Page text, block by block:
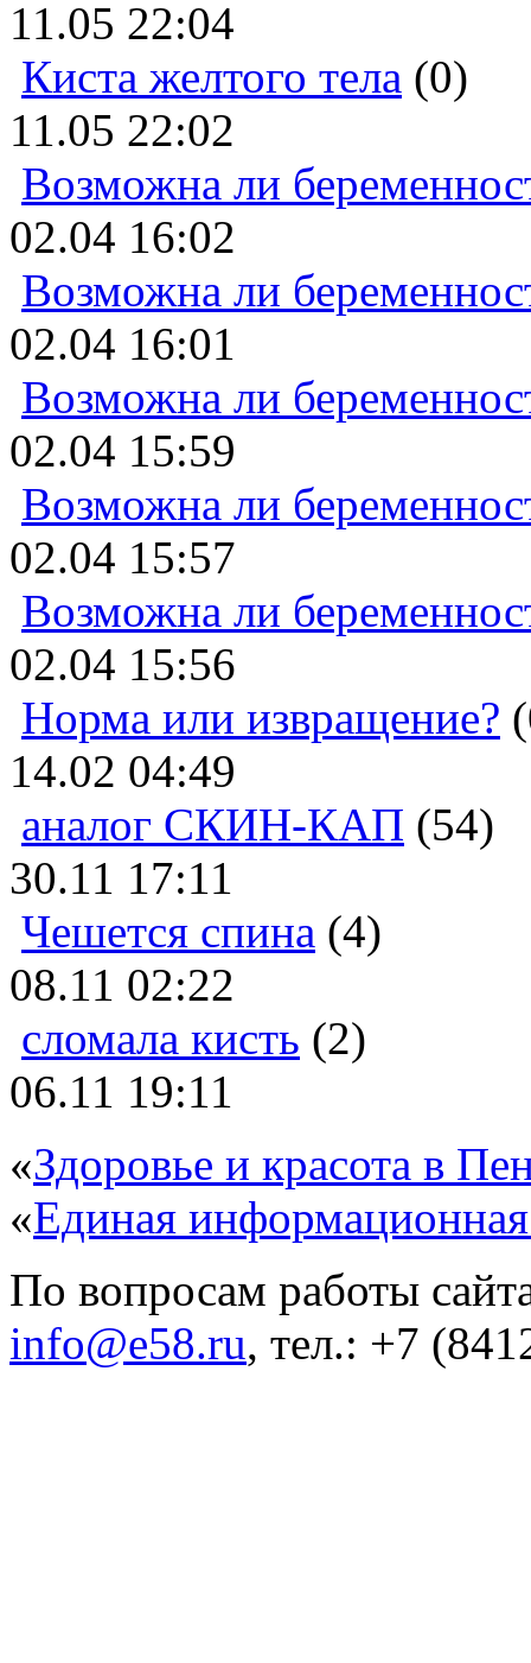
11.05 22:04
Киста желтого тела (0)
11.05 22:02
Возможна ли
02.04 16:02
Возможна ли
02.04 16:01
Возможна ли
02.04 15:59
Возможна ли
02.04 15:57
Возможна ли
02.04 15:56
Норма или извращение?
14.02 04:49
аналог СКИН-КАП (54)
30.11 17:11
Чешется спина (4)
08.11 02:22
сломала кисть (2)
06.11 19:11
«Здоровье и красота в
«Единая
По вопросам работы
info@e58.ru, тел.: +7